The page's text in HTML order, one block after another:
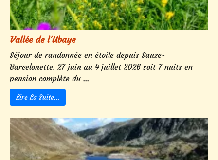
Vallée de l’Ubaye
Séjour de randonnée en étoile depuis Sauze-
Barcelonette. 27 juin au 4 juillet 2026 soit 7 nuits en
pension complète du ...
Lire La Suite…